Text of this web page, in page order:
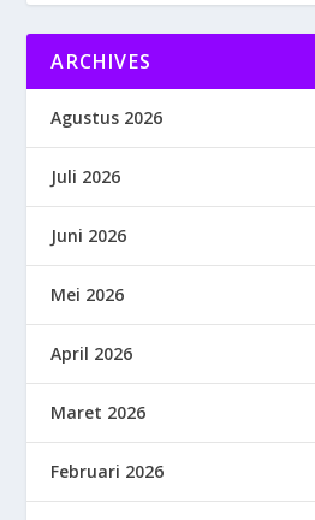
ARCHIVES
Agustus 2026
Juli 2026
Juni 2026
Mei 2026
April 2026
Maret 2026
Februari 2026